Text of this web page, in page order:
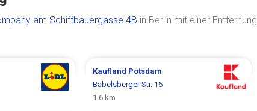
am Schiffbauergasse 4B in Berlin mit einer Entfernung
Kaufland Potsdam
Babelsberger Str. 16
1.6 km